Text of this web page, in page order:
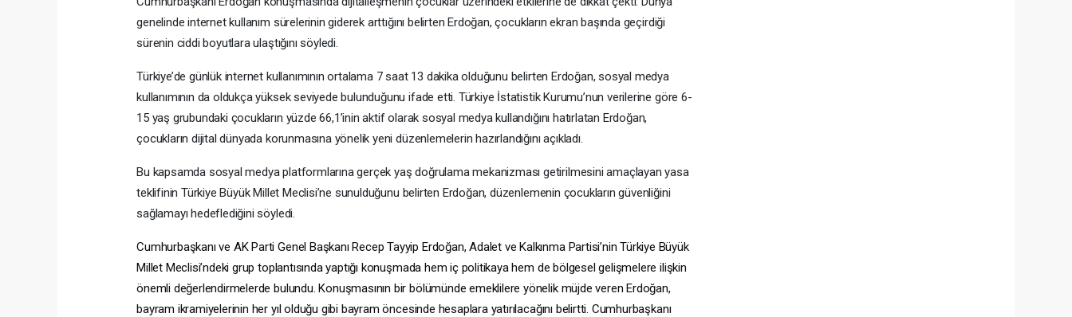
genelinde internet kullanım sürelerinin giderek arttığını belirten Erdoğan, çocukların ekran başında geçirdiği
sürenin ciddi boyutlara ulaştığını söyledi.
Türkiye’de günlük internet kullanımının ortalama 7 saat 13 dakika olduğunu belirten Erdoğan, sosyal medya
kullanımının da oldukça yüksek seviyede bulunduğunu ifade etti. Türkiye İstatistik Kurumu’nun verilerine göre 6-
15 yaş grubundaki çocukların yüzde 66,1’inin aktif olarak sosyal medya kullandığını hatırlatan Erdoğan,
çocukların dijital dünyada korunmasına yönelik yeni düzenlemelerin hazırlandığını açıkladı.
Bu kapsamda sosyal medya platformlarına gerçek yaş doğrulama mekanizması getirilmesini amaçlayan yasa
teklifinin Türkiye Büyük Millet Meclisi’ne sunulduğunu belirten Erdoğan, düzenlemenin çocukların güvenliğini
sağlamayı hedeflediğini söyledi.
Cumhurbaşkanı ve AK Parti Genel Başkanı Recep Tayyip Erdoğan, Adalet ve Kalkınma Partisi’nin Türkiye Büyük
Millet Meclisi’ndeki grup toplantısında yaptığı konuşmada hem iç politikaya hem de bölgesel gelişmelere ilişkin
önemli değerlendirmelerde bulundu. Konuşmasının bir bölümünde emeklilere yönelik müjde veren Erdoğan,
bayram ikramiyelerinin her yıl olduğu gibi bayram öncesinde hesaplara yatırılacağını belirtti. Cumhurbaşkanı